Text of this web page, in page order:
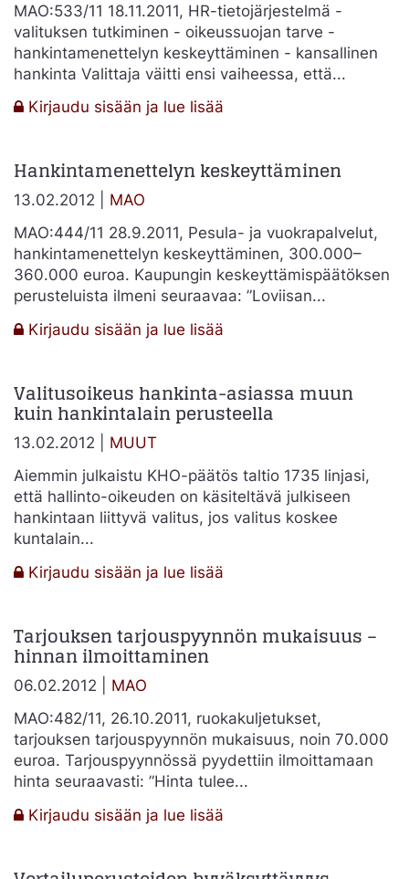
MAO:533/11 18.11.2011, HR-tietojärjestelmä -
valituksen tutkiminen - oikeussuojan tarve -
hankintamenettelyn keskeyttäminen - kansallinen
hankinta Valittaja väitti ensi vaiheessa, että...
Kirjaudu sisään ja lue lisää
Hankintamenettelyn
Hankintamenettelyn keskeyttäminen
13.02.2012 | MAO
MAO:444/11 28.9.2011, Pesula- ja vuokrapalvelut,
hankintamenettelyn keskeyttäminen, 300.000–
360.000 euroa. Kaupungin keskeyttämispäätöksen
perusteluista ilmeni seuraavaa: ”Loviisan...
Kirjaudu sisään ja lue lisää
Valitusoikeus hankinta-asiassa muun
kuin hankintalain perusteella
13.02.2012 | MUUT
Aiemmin julkaistu KHO-päätös taltio 1735 linjasi,
että hallinto-oikeuden on käsiteltävä julkiseen
hankintaan liittyvä valitus, jos valitus koskee
kuntalain...
Kirjaudu sisään ja lue lisää
asiassa
perusteella
Tarjouksen tarjouspyynnön mukaisuus –
hinnan ilmoittaminen
06.02.2012 | MAO
MAO:482/11, 26.10.2011, ruokakuljetukset,
tarjouksen tarjouspyynnön mukaisuus, noin 70.000
euroa. Tarjouspyynnössä pyydettiin ilmoittamaan
hinta seuraavasti: ”Hinta tulee...
Kirjaudu sisään ja lue lisää